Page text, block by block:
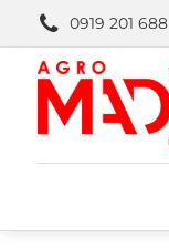
0919 201 688